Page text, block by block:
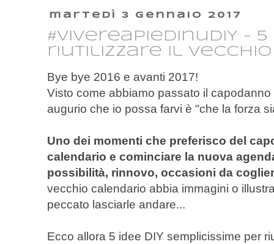
martedì 3 gennaio 2017
#vivereapiedinuDIY -
riutilizzare il
Bye bye 2016 e avanti 2017!
Visto come abbiamo passato il
augurio che io possa farvi è "che la forza
Uno dei momenti che preferisco del
calendario e cominciare la nuova
possibilità, rinnovo, occasioni da
vecchio calendario abbia immagini o
peccato lasciarle andare...
Ecco allora 5 idee DIY semplicissime per